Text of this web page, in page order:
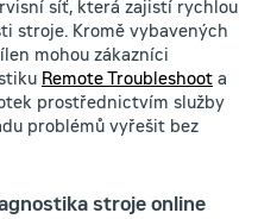
síť, která zajistí rychlou
stroje. Kromě vybavených
mohou zákazníci
Remote Troubleshoot a
prostřednictvím služby
problémů vyřešit bez
stroje online